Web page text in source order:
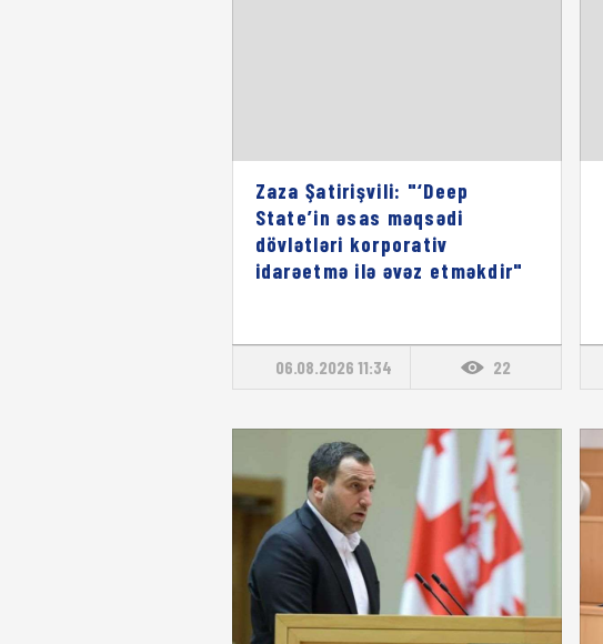
Zaza Şatirişvili: "‘Deep
State’in əsas məqsədi
dövlətləri korporativ
idarəetmə ilə əvəz etməkdir"
06.08.2026 11:34 22